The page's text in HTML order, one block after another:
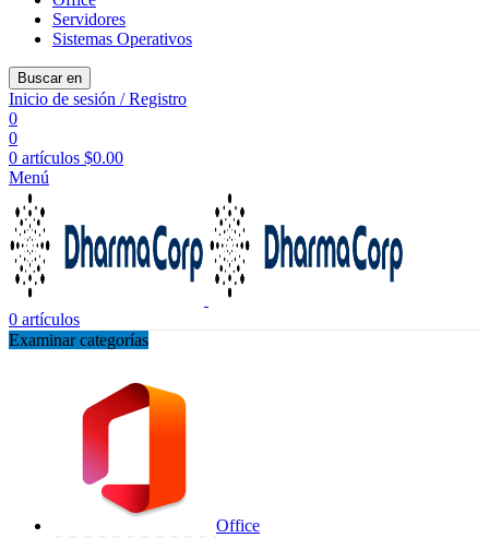
Servidores
Sistemas Operativos
Buscar en
Inicio de sesión / Registro
0
0
0 artículos $0.00
Menú
0 artículos
Examinar categorías
Office